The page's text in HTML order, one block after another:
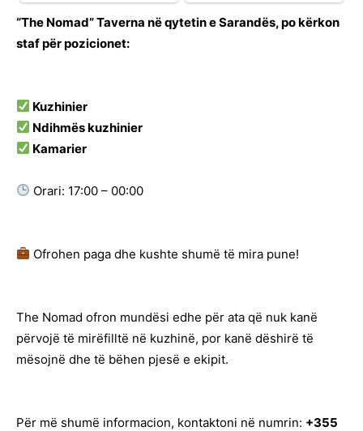
“The Nomad” Taverna në qytetin e Sarandës, po kërkon
staf për pozicionet:
Kuzhinier
Ndihmës kuzhinier
Kamarier
Orari: 17:00 – 00:00
Ofrohen paga dhe kushte shumë të mira pune!
The Nomad ofron mundësi edhe për ata që nuk kanë
përvojë të mirëfilltë në kuzhinë, por kanë dëshirë të
mësojnë dhe të bëhen pjesë e ekipit.
Për më shumë informacion, kontaktoni në numrin: +355